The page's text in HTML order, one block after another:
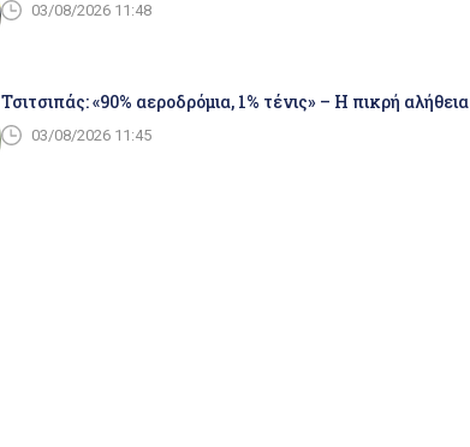
03/08/2026 11:48
Τσιτσιπάς: «90% αεροδρόμια, 1% τένις» – Η πικρή αλήθεια
03/08/2026 11:45